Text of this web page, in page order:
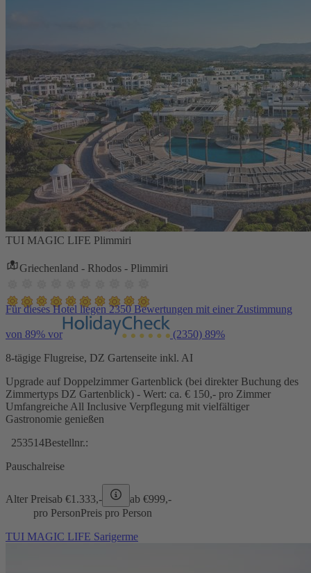
TUI MAGIC LIFE Plimmiri
Griechenland - Rhodos - Plimmiri
Für dieses Hotel liegen 2350 Bewertungen mit einer Zustimmung
von 89% vor (2350) 89%
8-tägige Flugreise, DZ Gartenseite inkl. AI
Upgrade auf Doppelzimmer Gartenblick (bei direkter Buchung des
Zimmertyps DZ Gartenblick) - Wert: ca. € 150,- pro Zimmer
Umfangreiche All Inclusive Verpflegung mit vielfältiger
Gastronomie genießen
253514Bestellnr.:
Pauschalreise
Alter Preisab €1.333,- ab €999,-
pro PersonPreis pro Person
TUI MAGIC LIFE Sarigerme